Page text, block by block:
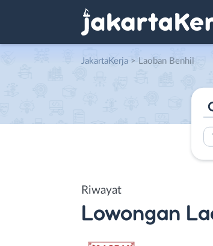
JakartaKerja > Laoban Benhil
Riwayat
Lowongan